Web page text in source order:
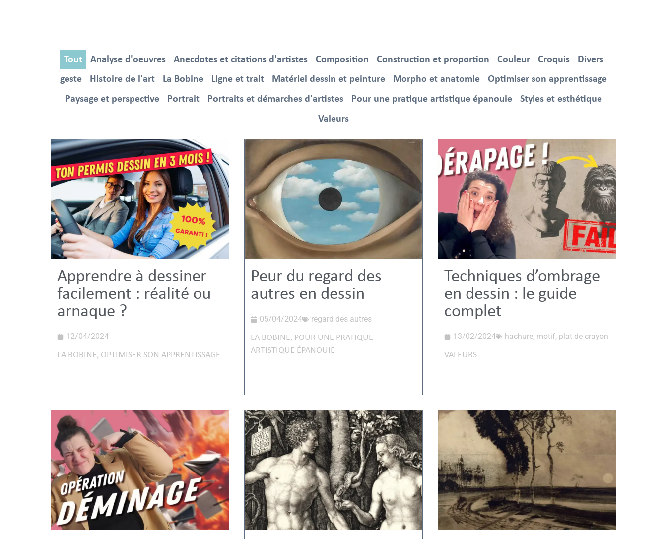
Analyse d'oeuvres Anecdotes et citations d'artistes Composition Construction et proportion Couleur Croquis
Divers
geste
Histoire de l'art La Bobine Ligne et trait Matériel dessin et peinture Morpho et anatomie
Optimiser son apprentissage
Paysage et perspective
Portrait Portraits et démarches d'artistes Pour une pratique artistique épanouie
Styles et esthétique
Valeurs
Tout
Apprendre à dessiner
facilement : réalité ou
arnaque ?
12/04/2024
LA BOBINE, OPTIMISER SON APPRENTISSAGE
Peur du regard des
autres en dessin
05/04/2024
regard des autres
LA BOBINE, POUR UNE PRATIQUE
ARTISTIQUE ÉPANOUIE
Techniques d’ombrage
en dessin : le guide
complet
13/02/2024 hachure, motif, plat de crayon
VALEURS